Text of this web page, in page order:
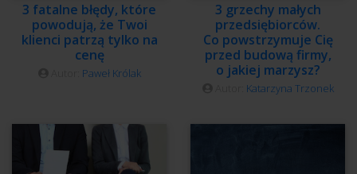
3 fatalne błędy, które
powodują, że Twoi
klienci patrzą tylko na
cenę
Paweł Królak
3 grzechy małych
przedsiębiorców.
Co powstrzymuje Cię
przed budową firmy,
o jakiej marzysz?
Katarzyna Trzonek